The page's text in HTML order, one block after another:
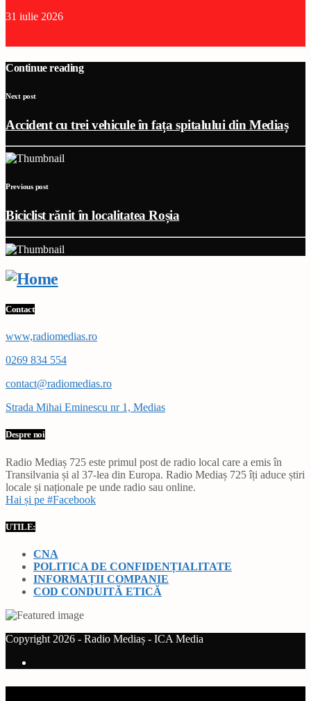
31 iulie 2026
Continue reading
Next post
Accident cu trei vehicule în fața spitalului din Mediaș
Previous post
Biciclist rănit în localitatea Roșia
Contact
www,radiomedias.ro
0269 834 554
contact@radiomedias.ro
Strada Mihai Eminescu nr 1, Medias
Despre noi
Radio Mediaș 725 este primul post de radio local care a emis în
Transilvania și al 37-lea din Europa. Radio Mediaș 725 îți aduce știri
locale și naționale pe unde radio sau online.
Hai și pe #Facebook
UTILE:
CNA
POLITICA DE CONFIDENȚIALITATE
INFORMAȚII COMPANIE
COD CONDUITĂ ETICĂ
Copyright 2026 - Radio Mediaș - ICA Media